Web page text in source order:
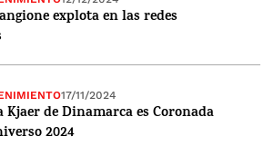
explota en las redes
17/11/2024
de Dinamarca es Coronada
2024